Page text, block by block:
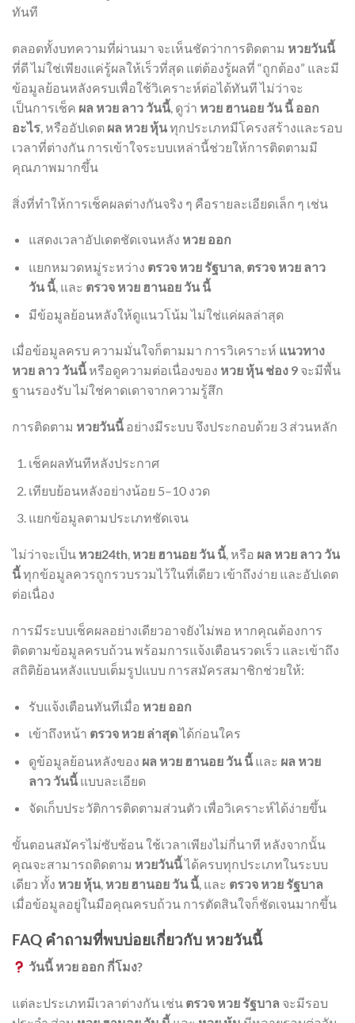
ทันที
ตลอดทั้งบทความที่ผ่านมา จะเห็นชัดว่าการติดตาม หวยวันนี้
ที่ดี ไม่ใช่เพียงแค่รู้ผลให้เร็วที่สุด แต่ต้องรู้ผลที่ “ถูกต้อง” และมี
ข้อมูลย้อนหลังครบเพื่อใช้วิเคราะห์ต่อได้ทันที ไม่ว่าจะ
เป็นการเช็ค ผล หวย ลาว วันนี้ , ดูว่า หวย ฮานอย วัน นี้ ออก
อะไร , หรืออัปเดต ผล หวย หุ้นทุกประเภทมีโครงสร้างและรอบ
เวลาที่ต่างกัน การเข้าใจระบบเหล่านี้ช่วยให้การติดตามมี
คุณภาพมากขึ้น
สิ่งที่ทำให้การเช็คผลต่างกันจริง ๆ คือรายละเอียดเล็ก ๆ เช่น
แสดงเวลาอัปเดตชัดเจนหลัง หวย ออก
แยกหมวดหมู่ระหว่าง ตรวจ หวย รัฐบาล, ตรวจ หวย ลาว
วัน นี้, และ ตรวจ หวย ฮานอย วัน นี้
มีข้อมูลย้อนหลังให้ดูแนวโน้ม ไม่ใช่แค่ผลล่าสุด
เมื่อข้อมูลครบ ความมั่นใจก็ตามมา การวิเคราะห์ แนวทาง
หวย ลาว วันนี้ หรือดูความต่อเนื่องของ หวย หุ้น ช่อง 9 จะมีพื้น
ฐานรองรับ ไม่ใช่คาดเดาจากความรู้สึก
การติดตาม หวยวันนี้ อย่างมีระบบ จึงประกอบด้วย 3 ส่วนหลัก
เช็คผลทันทีหลังประกาศ
เทียบย้อนหลังอย่างน้อย 5–10 งวด
แยกข้อมูลตามประเภทชัดเจน
ไม่ว่าจะเป็น หวย24th, หวย ฮานอย วัน นี้, หรือ ผล หวย ลาว วัน
นี้ทุกข้อมูลควรถูกรวบรวมไว้ในที่เดียว เข้าถึงง่าย และอัปเดต
ต่อเนื่อง
การมีระบบเช็คผลอย่างเดียวอาจยังไม่พอ หากคุณต้องการ
ติดตามข้อมูลครบถ้วน พร้อมการแจ้งเตือนรวดเร็ว และเข้าถึง
สถิติย้อนหลังแบบเต็มรูปแบบ การสมัครสมาชิกช่วยให้:
รับแจ้งเตือนทันทีเมื่อ หวย ออก
เข้าถึงหน้า ตรวจ หวย ล่าสุดได้ก่อนใคร
ดูข้อมูลย้อนหลังของ ผล หวย ฮานอย วัน นี้และ ผล หวย
ลาว วันนี้แบบละเอียด
จัดเก็บประวัติการติดตามส่วนตัว เพื่อวิเคราะห์ได้ง่ายขึ้น
ขั้นตอนสมัครไม่ซับซ้อน ใช้เวลาเพียงไม่กี่นาที หลังจากนั้น
คุณจะสามารถติดตาม หวยวันนี้ได้ครบทุกประเภทในระบบ
เดียว ทั้ง หวย หุ้น, หวย ฮานอย วัน นี้, และ ตรวจ หวย รัฐบาล
เมื่อข้อมูลอยู่ในมือคุณครบถ้วน การตัดสินใจก็ชัดเจนมากขึ้น
FAQ คำถามที่พบบ่อยเกี่ยวกับ หวยวันนี้
วันนี้ หวย ออก กี่โมง?
แต่ละประเภทมีเวลาต่างกัน เช่น ตรวจ หวย รัฐบาล จะมีรอบ